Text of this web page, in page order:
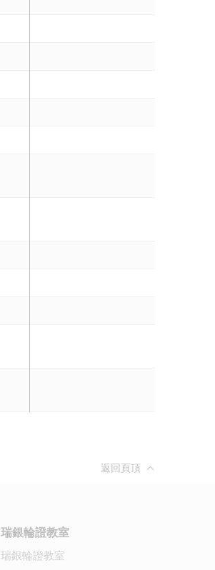
返回頁頂
瑞銀輪證教室
瑞銀輪證教室